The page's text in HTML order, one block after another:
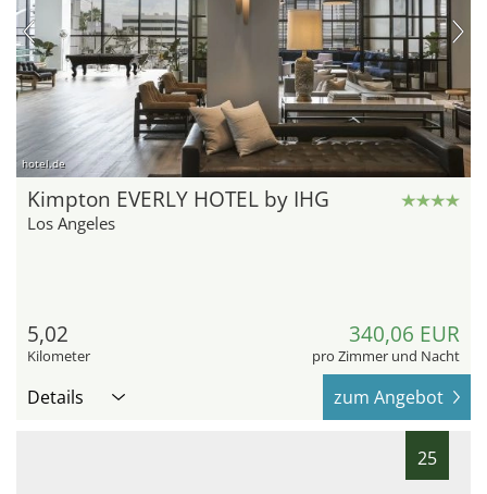
hotel.de
Kimpton EVERLY HOTEL by IHG
Los Angeles
5,02
Kilometer
340,06 EUR
pro Zimmer und Nacht
Details zum Angebot
25